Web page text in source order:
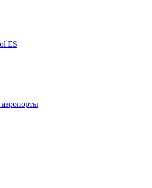
ES
аэропорты